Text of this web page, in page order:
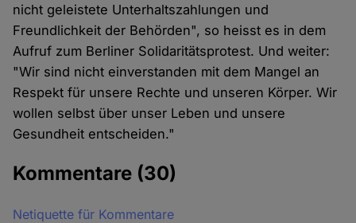
nicht geleistete Unterhaltszahlungen und
Freundlichkeit der Behörden", so heisst es in dem
Aufruf zum Berliner Solidaritätsprotest. Und weiter:
"Wir sind nicht einverstanden mit dem Mangel an
Respekt für unsere Rechte und unseren Körper. Wir
wollen selbst über unser Leben und unsere
Gesundheit entscheiden."
Kommentare (30)
Netiquette für Kommentare